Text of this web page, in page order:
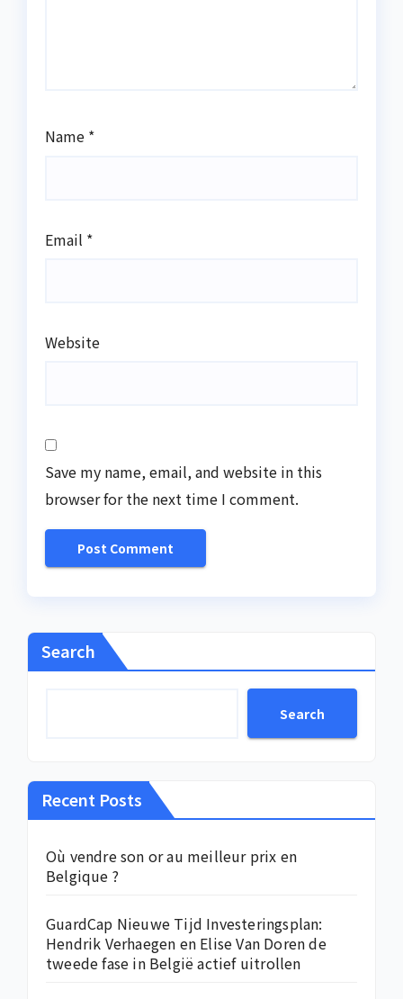
Name *
Email *
Website
Save my name, email, and website in this
browser for the next time I comment.
Search
Search
Recent Posts
Où vendre son or au meilleur prix en
Belgique ?
GuardCap Nieuwe Tijd Investeringsplan:
Hendrik Verhaegen en Elise Van Doren de
tweede fase in België actief uitrollen